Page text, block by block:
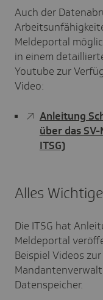
Auch der
Meldeportal
in einem
Youtube zur
Video:
Anleitung
über das
ITSG)
Alles
Die ITSG hat
Meldeportal
Beispiel Videos
Datenspeicher.